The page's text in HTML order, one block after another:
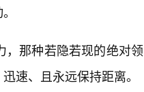
那种若隐若现的绝对领
速、且永远保持距离。